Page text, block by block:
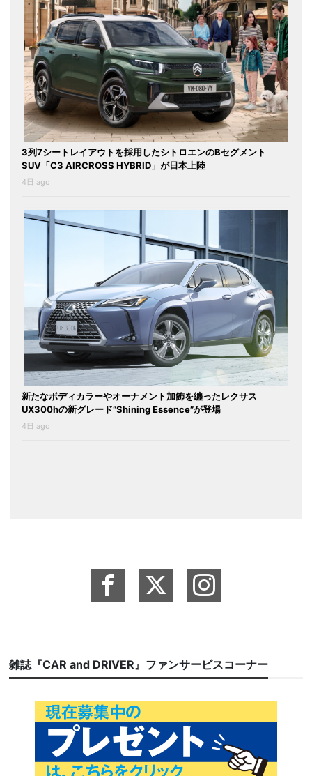
3列7シートレイアウトを採用したシトロエンのBセグメント
SUV「C3 AIRCROSS HYBRID」が日本上陸
4日 ago
新たなボディカラーやオーナメント加飾を纏ったレクサス
UX300hの新グレード“Shining Essence”が登場
4日 ago
雑誌『CAR and DRIVER』ファンサービスコーナー